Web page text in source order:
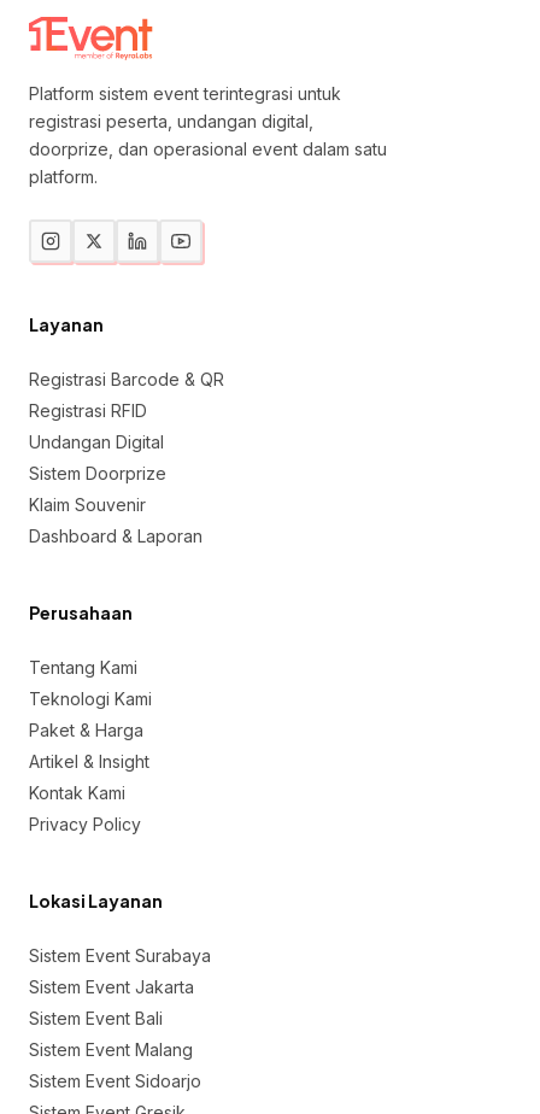
Platform sistem event terintegrasi untuk
registrasi peserta, undangan digital,
doorprize, dan operasional event dalam satu
platform.
Layanan
Registrasi Barcode & QR
Registrasi RFID
Undangan Digital
Sistem Doorprize
Klaim Souvenir
Dashboard & Laporan
Perusahaan
Tentang Kami
Teknologi Kami
Paket & Harga
Artikel & Insight
Kontak Kami
Privacy Policy
Lokasi Layanan
Sistem Event Surabaya
Sistem Event Jakarta
Sistem Event Bali
Sistem Event Malang
Sistem Event Sidoarjo